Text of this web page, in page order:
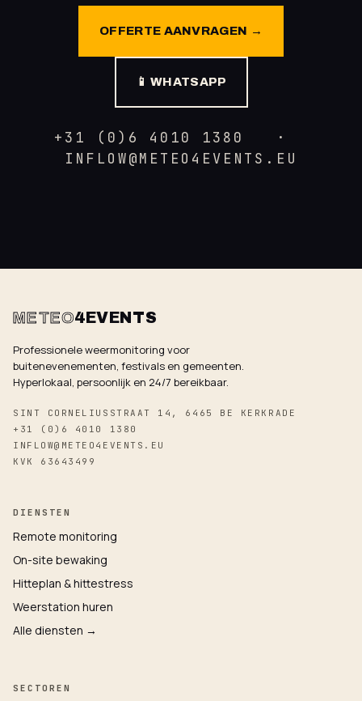
OFFERTE AANVRAGEN →
📱 WHATSAPP
+31 (0)6 4010 1380 ·
INFLOW@METEO4EVENTS.EU
METEO4EVENTS
Professionele weermonitoring voor
buitenevenementen, festivals en gemeenten.
Hyperlokaal, persoonlijk en 24/7 bereikbaar.
SINT CORNELIUSSTRAAT 14, 6465 BE KERKRADE
+31 (0)6 4010 1380
INFLOW@METEO4EVENTS.EU
KVK 63643499
DIENSTEN
Remote monitoring
On-site bewaking
Hitteplan & hittestress
Weerstation huren
Alle diensten →
SECTOREN